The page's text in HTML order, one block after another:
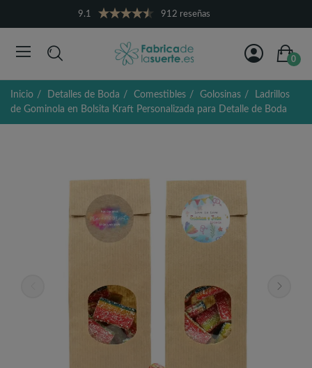
9.1 912 reseñas
0
Inicio Detalles de Boda Comestibles Golosinas
Ladrillos
de Gominola en Bolsita Kraft Personalizada para Detalle de Boda